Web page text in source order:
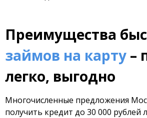
Преимущества
займов на карту –
легко, выгодно
Многочисленные предложения
получить кредит до 30 000 рублей